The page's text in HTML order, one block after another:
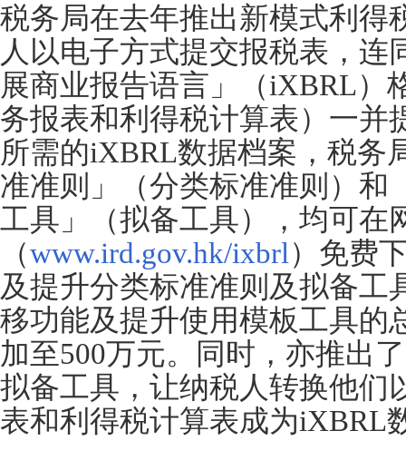
税务局在去年推出新模式利得
人以电子方式提交报税表，连
展商业报告语言」（iXBRL）
务报表和利得税计算表）一并
所需的iXBRL数据档案，税务
准准则」（分类标准准则）和
工具」（拟备工具），均可在
（www.ird.gov.hk/ixbrl ）免费
及提升分类标准准则及拟备工
移功能及提升使用模板工具的
加至500万元。同时，亦推出
拟备工具，让纳税人转换他们
表和利得税计算表成为iXBRL